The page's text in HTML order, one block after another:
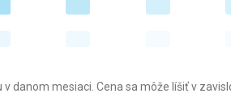
danom mesiaci. Cena sa môže líšiť v